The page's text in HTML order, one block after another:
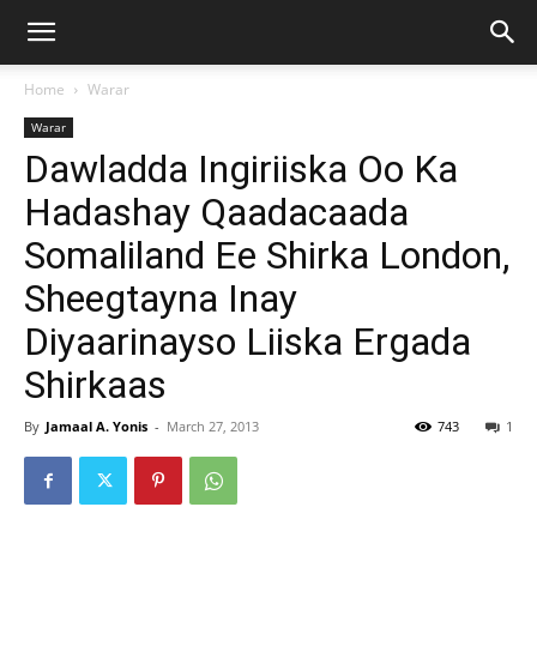
Home Warar
Warar
Dawladda Ingiriiska Oo Ka
Hadashay Qaadacaada
Somaliland Ee Shirka London,
Sheegtayna Inay
Diyaarinayso Liiska Ergada
Shirkaas
By Jamaal A. Yonis - March 27, 2013 1
743